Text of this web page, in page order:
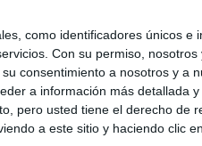
como identificadores únicos e
Con su permiso,
consentimiento a nosotros y a
a información más detallada
pero usted tiene el derecho de
a este sitio y haciendo clic
cookies
- Tel. +34 91 593 2767